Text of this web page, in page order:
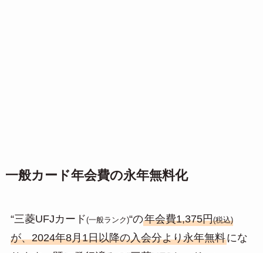
一般カード年会費の永年無料化
“三菱UFJカード(一般ランク)“の年会費1,375円(税込)
が、2024年8月1日以降の入会分より永年無料にな